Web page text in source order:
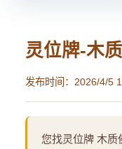
灵位牌-木
发布时间：2026/4/5
您找灵位牌 木质